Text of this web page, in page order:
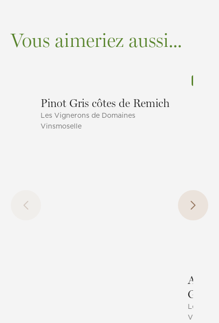
Vous aimeriez aussi...
Pinot Gris côtes de Remich
Les Vignerons de Domaines
Vinsmoselle
Les